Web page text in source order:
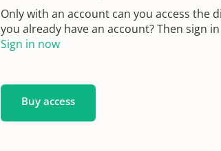
Only with an account can you access the
you already have an account? Then sign
Sign in now
Buy access